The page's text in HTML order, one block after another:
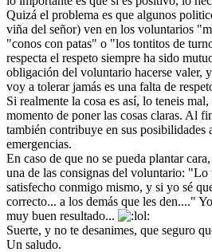
Quizá el problema es que algunos
viña del señor) ven en los voluntarios
"conos con patas" o "los tontitos de
respecta el respeto siempre ha sido
obligación del voluntario hacerse valer,
voy a tolerar jamás es una falta de
Si realmente la cosa es así, lo teneis
momento de poner las cosas claras. Al
también contribuye en sus posibilidades
emergencias.
En caso de que no se pueda plantar
una de las consignas del voluntario: "Lo
satisfecho conmigo mismo, y si yo sé
correcto... a los demás que les den...."
muy buen resultado...
Suerte, y no te desanimes, que seguro
Un saludo.